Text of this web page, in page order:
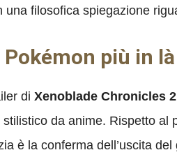
filosofica spiegazione
più in là
di Xenoblade Chronicles 2
da anime. Rispetto al
è la conferma dell’uscita del